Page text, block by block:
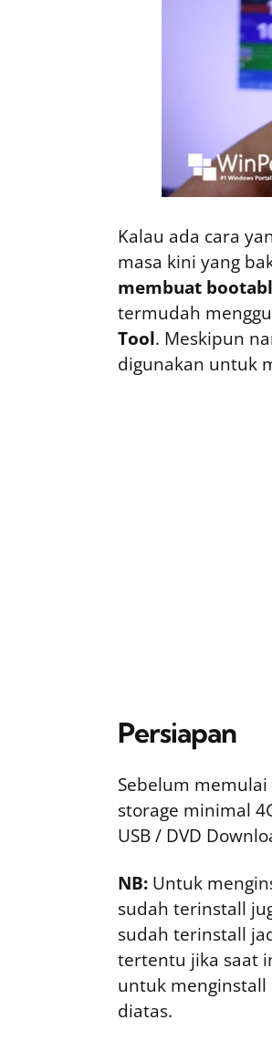
Kalau ada cara
masa kini yang
membuat
termudah
Tool. Meskipun
digunakan untuk
Persiapan
Sebelum memulai
storage minimal
USB / DVD
NB: Untuk
sudah terinstall
sudah terinstall
tertentu jika saat
untuk menginstall
diatas.